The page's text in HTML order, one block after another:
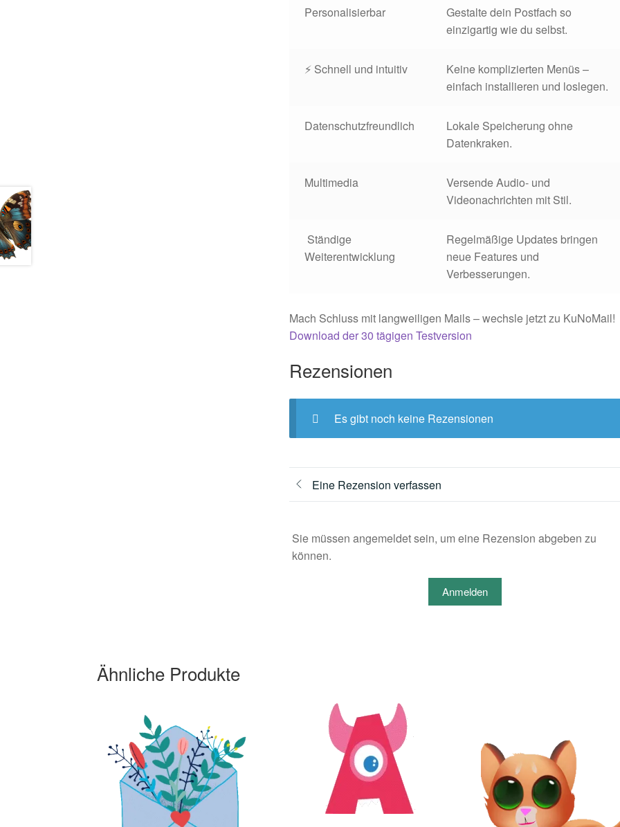
Personalisierbar
Gestalte dein Postfach so
einzigartig wie du selbst.
⚡ Schnell und intuitiv
Keine komplizierten Menüs –
einfach installieren und loslegen.
Datenschutzfreundlich
Lokale Speicherung ohne
Datenkraken.
Multimedia
Versende Audio- und
Videonachrichten mit Stil.
️ Ständige
Weiterentwicklung
Regelmäßige Updates bringen
neue Features und
Verbesserungen.
Mach Schluss mit langweiligen Mails – wechsle jetzt zu KuNoMail!
Download der 30 tägigen Testversion
Rezensionen
Es gibt noch keine Rezensionen
Eine Rezension verfassen
Sie müssen angemeldet sein, um eine Rezension abgeben zu
können.
Anmelden
Ähnliche Produkte